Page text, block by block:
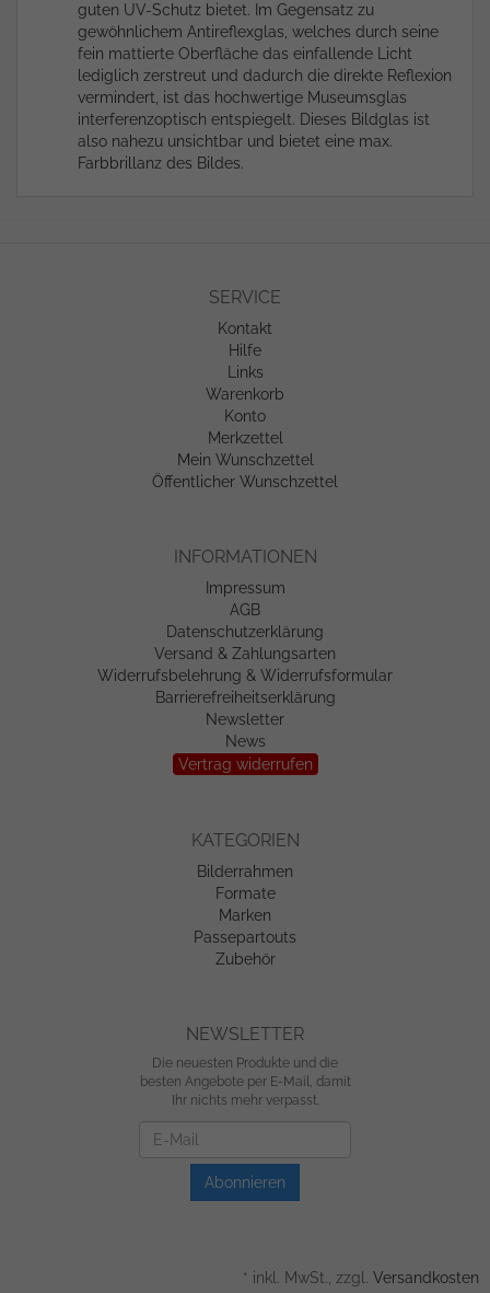
guten UV-Schutz bietet. Im Gegensatz zu
gewöhnlichem Antireflexglas, welches durch seine
fein mattierte Oberfläche das einfallende Licht
lediglich zerstreut und dadurch die direkte Reflexion
vermindert, ist das hochwertige Museumsglas
interferenzoptisch entspiegelt. Dieses Bildglas ist
also nahezu unsichtbar und bietet eine max.
Farbbrillanz des Bildes.
SERVICE
Kontakt
Hilfe
Links
Warenkorb
Konto
Merkzettel
Mein Wunschzettel
Öffentlicher Wunschzettel
INFORMATIONEN
Impressum
AGB
Datenschutzerklärung
Versand & Zahlungsarten
Widerrufsbelehrung & Widerrufsformular
Barrierefreiheitserklärung
Newsletter
News
Vertrag widerrufen
KATEGORIEN
Bilderrahmen
Formate
Marken
Passepartouts
Zubehör
NEWSLETTER
Die neuesten Produkte und die
besten Angebote per E-Mail, damit
Ihr nichts mehr verpasst.
Abonnieren
* inkl. MwSt., zzgl. Versandkosten